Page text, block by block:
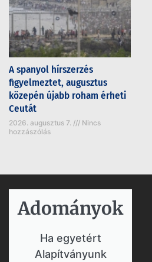
A spanyol hírszerzés
figyelmeztet, augusztus
közepén újabb roham érheti
Ceutát
2026. augusztus 7.
Nincs
hozzászólás
Adományok​
Ha egyetért
Alapítványunk